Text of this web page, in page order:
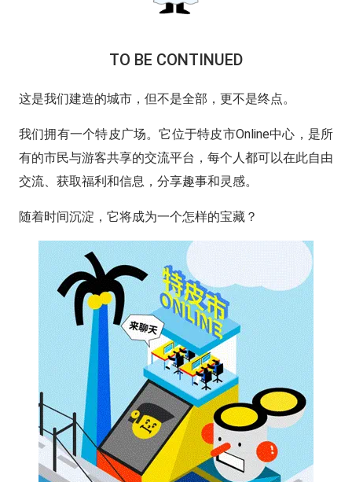
TO BE CONTINUED
这是我们建造的城市，但不是全部，更不是终点。
我们拥有一个特皮广场。它位于特皮市Online中心，是所
有的市民与游客共享的交流平台，每个人都可以在此自由
交流、获取福利和信息，分享趣事和灵感。
随着时间沉淀，它将成为一个怎样的宝藏？